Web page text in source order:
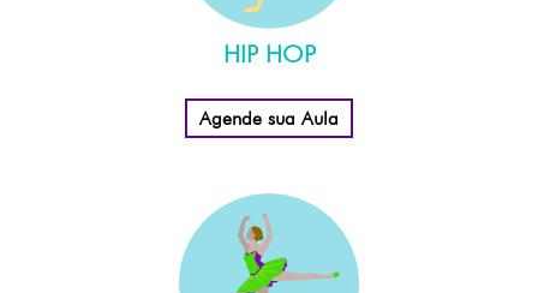
HIP HOP
Agende sua Aula